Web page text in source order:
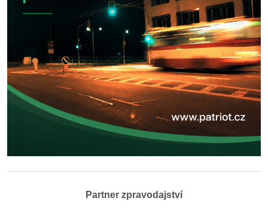
Partner zpravodajství